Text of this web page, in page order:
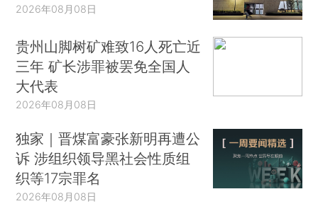
2026年08月08日
贵州山脚树矿难致16人死亡近
三年 矿长涉罪被罢免全国人
大代表
2026年08月08日
独家｜晋煤富豪张新明再遭公
诉 涉组织领导黑社会性质组
织等17宗罪名
2026年08月08日